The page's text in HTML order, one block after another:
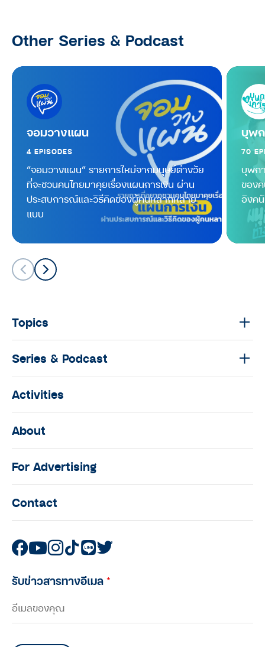
ของไทย วัย 58 ปี สู่นักกีฬาเก็บขยะ :
The O Idol season 2
THE O IDOL
อยู่เถื่อนโฮมสเตย์กลางป่า@เชียงดาว
ที่พักหลักร้อย วิวหลักล้าน : The O
Idol season 2
THE O IDOL
“เฮียยุทธ” ผู้ใช้ล้อขับเคลื่อนอุดมการณ์
‘ดำเนินแคร์รีสอร์ท’ : The O Idol
ออกกำลังกายสร้างกล้ามเนื้อตอนอายุ
60 ปี คุยกับพี่แดง-กัลป์ชัย อารีสิน
‘ลำยูรโฟโต้’ โรงเรียนสำหรับคนรัก
กล้องฟิล์ม ของอาจารย์หน่อง-จตุรงค์
หิรัญกาญจน์ วัย 58 ปี : The O Idol
เชฟอาหารมังสวิรัติกลางป่า ผู้
ปรารถนานิพพาน : The O Idol
THE O IDOL
แป้น วัย 77 ปี เจ้าของโฮมสเตย์สุดอิน
Other Series & Podcast
จอมวางแผน
4 EPISODES
“จอมวางแผน” รายการใหม่จากมนุษย์ต่างวัย
ที่จะชวนคนไทยมาคุยเรื่องแผนการเงิน ผ่าน
ประสบการณ์และวิธีคิดของผู้คนหลากหลาย
แบบ
บุพ
70
บุพก
ของ
อิงค
Topics
Series & Podcast
Activities
About
For Advertising
Contact
รับข่าวสารทางอีเมล*